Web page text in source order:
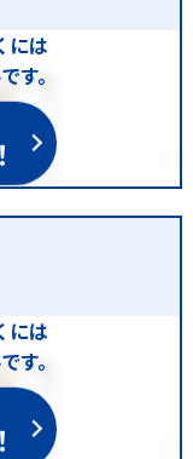
には
す。
には
す。